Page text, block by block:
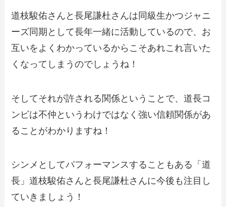
道枝駿佑さんと長尾謙杜さんは同級生かつジャニ
ーズ同期として長年一緒に活動しているので、お
互いをよくわかっているからこそあれこれ言いた
くなってしまうのでしょうね！
そしてそれが許される関係ということで、道長コ
ンビは不仲というわけではなく強い信頼関係があ
ることがわかりますね！
シンメとしてパフォーマンスすることもある「道
長」道枝駿佑さんと長尾謙杜さんに今後も注目し
ていきましょう！